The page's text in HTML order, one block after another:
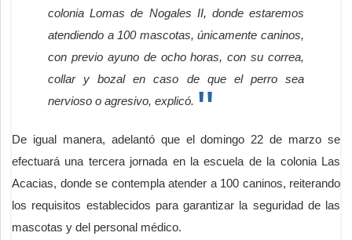
colonia Lomas de Nogales II, donde estaremos
atendiendo a 100 mascotas, únicamente caninos,
con previo ayuno de ocho horas, con su correa,
collar y bozal en caso de que el perro sea
nervioso o agresivo, explicó.
De igual manera, adelantó que el domingo 22 de marzo se
efectuará una tercera jornada en la escuela de la colonia Las
Acacias, donde se contempla atender a 100 caninos, reiterando
los requisitos establecidos para garantizar la seguridad de las
mascotas y del personal médico.